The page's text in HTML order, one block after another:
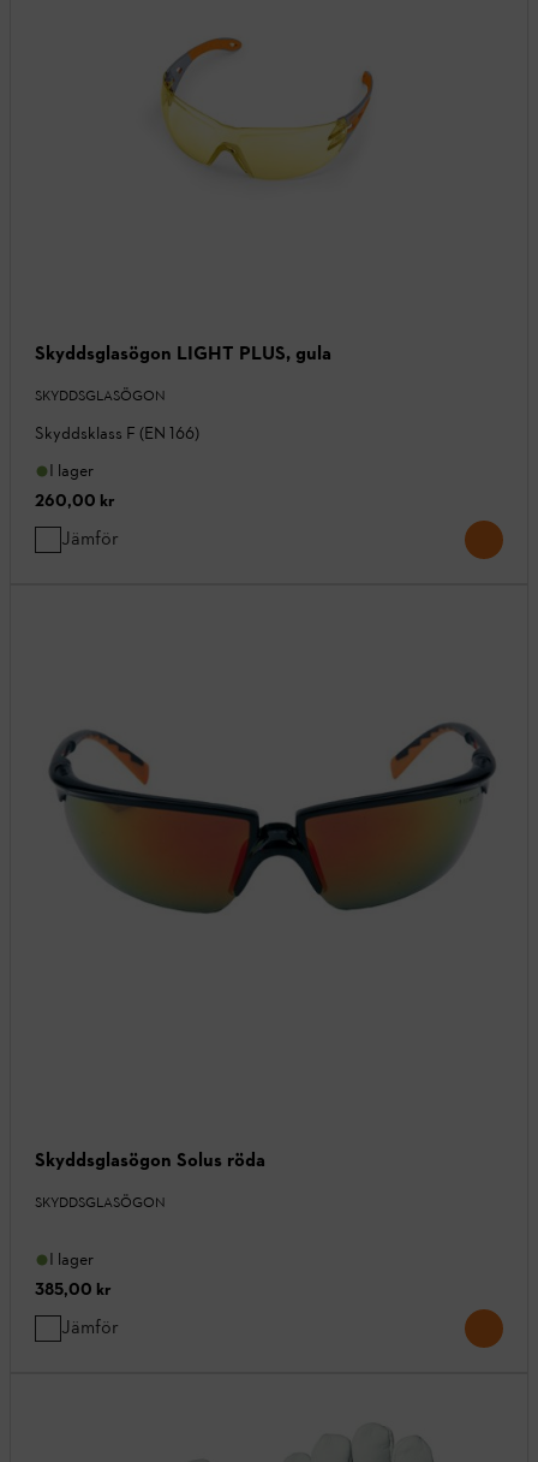
Skyddsglasögon LIGHT PLUS, gula
SKYDDSGLASÖGON
Skyddsklass F (EN 166)
I lager
260,00 kr
Jämför
Skyddsglasögon Solus röda
SKYDDSGLASÖGON
I lager
385,00 kr
Jämför